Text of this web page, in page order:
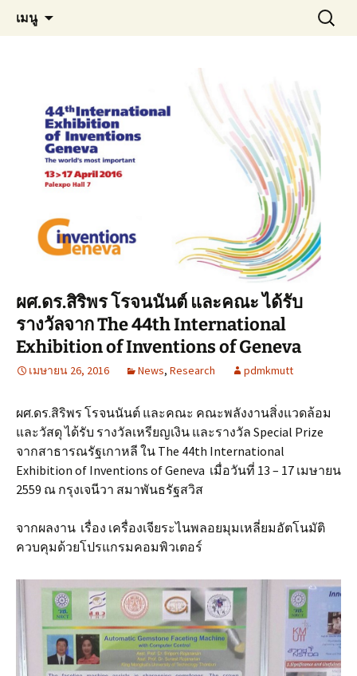
MT KMUTT
Materials Technology, KMUTT
เมนู
ค้นหา
สำหรับ:
ผศ.ดร.สิริพร โรจนนันต์ และคณะ ได้รับ
รางวัลจาก The 44th International
Exhibition of Inventions of Geneva
เมษายน 26, 2016 News, Research pdmkmutt
ผศ.ดร.สิริพร โรจนนันต์ และคณะ คณะพลังงานสิ่งแวดล้อม
และวัสดุ ได้รับ รางวัลเหรียญเงิน และรางวัล Special Prize
จากสาธารณรัฐเกาหลี ใน The 44th International
Exhibition of Inventions of Geneva เมื่อวันที่ 13 – 17 เมษายน
2559 ณ กรุงเจนีวา สมาพันธรัฐสวิส
จากผลงาน เรื่อง เครื่องเจียระไนพลอยมุมเหลี่ยมอัตโนมัติ
ควบคุมด้วยโปรแกรมคอมพิวเตอร์